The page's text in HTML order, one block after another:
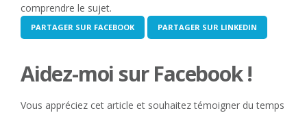
comprendre le sujet.
PARTAGER SUR FACEBOOK PARTAGER SUR LINKEDIN
Aidez-moi sur Facebook !
Vous appréciez cet article et souhaitez témoigner du temps